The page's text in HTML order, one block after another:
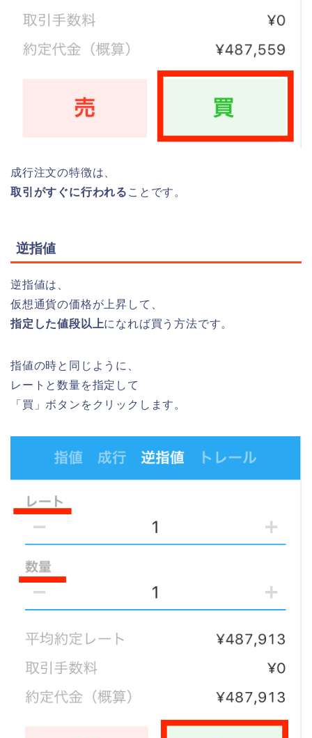
成行注文の特徴は、
取引がすぐに行われる ことです。
逆指値
逆指値は、
仮想通貨の価格が上昇して、
指定した値段以上になれば買う方法です。
指値の時と同じように、
レートと数量を指定して
「買」ボタンをクリックします。